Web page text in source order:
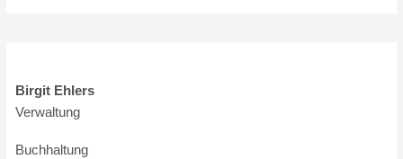
Birgit Ehlers
Verwaltung
Buchhaltung